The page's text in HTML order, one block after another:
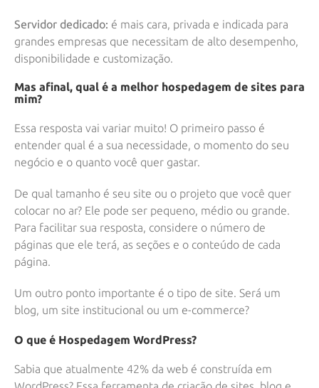
Servidor dedicado: é mais cara, privada e indicada para
grandes empresas que necessitam de alto desempenho,
disponibilidade e customização.
Mas afinal, qual é a melhor hospedagem de sites para
mim?
Essa resposta vai variar muito! O primeiro passo é
entender qual é a sua necessidade, o momento do seu
negócio e o quanto você quer gastar.
De qual tamanho é seu site ou o projeto que você quer
colocar no ar? Ele pode ser pequeno, médio ou grande.
Para facilitar sua resposta, considere o número de
páginas que ele terá, as seções e o conteúdo de cada
página.
Um outro ponto importante é o tipo de site. Será um
blog, um site institucional ou um e-commerce?
O que é Hospedagem WordPress?
Sabia que atualmente 42% da web é construída em